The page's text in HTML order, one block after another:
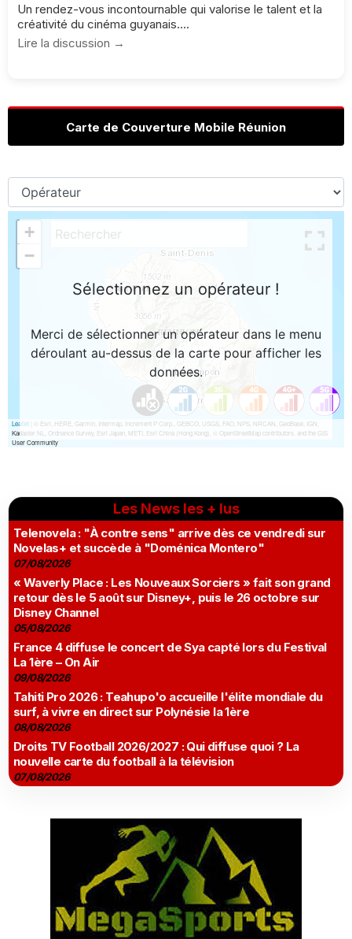
Un rendez-vous incontournable qui valorise le talent et la
créativité du cinéma guyanais....
Lire la discussion →
Carte de Couverture Mobile Réunion
Les News les + lus
Telenovela : "À contre sens" arrive dès ce vendredi sur
Novelas+ et succède à "Doménica Montero"
07/08/2026
« Waverly Place : Les Nouveaux Sorciers » fait son grand
retour dès le 5 août sur Disney+, puis le 26 octobre sur
Disney Channel
05/08/2026
France 4 diffuse le concert de Sya capté lors du Festival
La 1ère – On Air
09/08/2026
Tahiti Pro 2026 : Teahupo'o accueille l'élite mondiale du
surf, à vivre en direct sur Polynésie la 1ère
08/08/2026
Droits TV Football 2026/2027 : Qui diffuse quoi ? La
nouvelle carte du football à la télévision
07/08/2026